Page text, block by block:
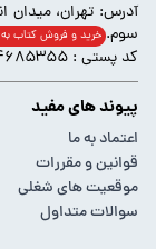
سوم. خرید و فروش کتاب
کد پستی : ۱۳۱۴۶۸۵۳۵۵
پیوند های مفید
اعتماد به ما
قوانین و مقررات
موقعیت های شغلی
سوالات متداول